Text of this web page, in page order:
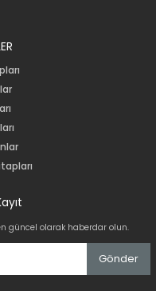
güncel olarak haberdar olun.
Gönder